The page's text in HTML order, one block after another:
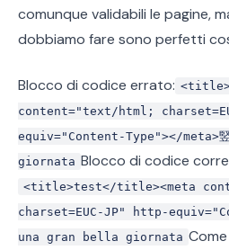
comunque validabili le pagine,
dobbiamo fare sono perfetti
Blocco di codice errato:
content="text/html;
equiv="Content-Type"></
giornata Blocco di codice
<title>test</title><meta
charset=EUC-JP" http-
una gran bella giornata